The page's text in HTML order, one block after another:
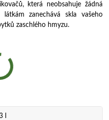
která neobsahuje žádná
zanechává skla vašeho
zaschlého hmyzu.
l